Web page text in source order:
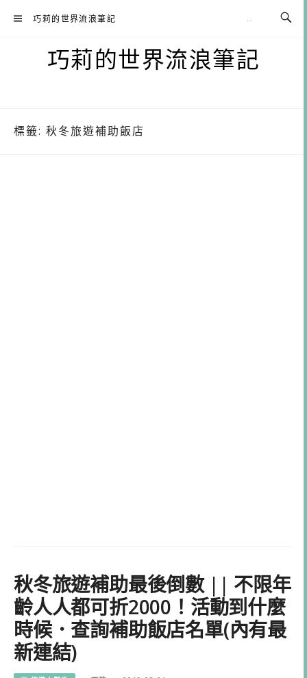
巧莉的世界流浪筆記
巧莉的世界流浪筆記
標籤: 秋冬旅遊補助飯店
秋冬旅遊補助最後倒數 || 不限年
齡人人都可折2000！活動到什麼
時候．查詢補助飯店名單(內有最
新連結)